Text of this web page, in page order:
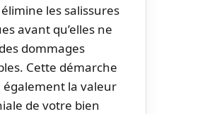
élimine les salissures
avant qu’elles ne
dommages
Cette démarche
également la valeur
de votre bien